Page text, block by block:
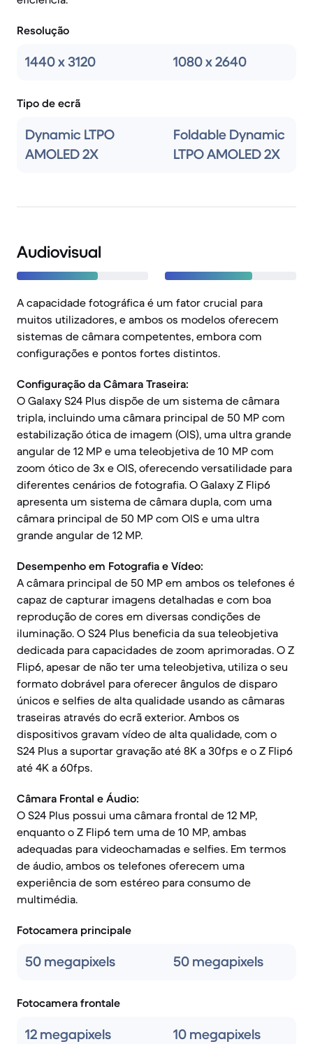
Resolução
1440 x 3120 1080 x 2640
Tipo de ecrã
Dynamic LTPO
AMOLED 2X
Foldable Dynamic
LTPO AMOLED 2X
Audiovisual
A capacidade fotográfica é um fator crucial para
muitos utilizadores, e ambos os modelos oferecem
sistemas de câmara competentes, embora com
configurações e pontos fortes distintos.
Configuração da Câmara Traseira:
O Galaxy S24 Plus dispõe de um sistema de câmara
tripla, incluindo uma câmara principal de 50 MP com
estabilização ótica de imagem (OIS), uma ultra grande
angular de 12 MP e uma teleobjetiva de 10 MP com
zoom ótico de 3x e OIS, oferecendo versatilidade para
diferentes cenários de fotografia. O Galaxy Z Flip6
apresenta um sistema de câmara dupla, com uma
câmara principal de 50 MP com OIS e uma ultra
grande angular de 12 MP.
Desempenho em Fotografia e Vídeo:
A câmara principal de 50 MP em ambos os telefones é
capaz de capturar imagens detalhadas e com boa
reprodução de cores em diversas condições de
iluminação. O S24 Plus beneficia da sua teleobjetiva
dedicada para capacidades de zoom aprimoradas. O Z
Flip6, apesar de não ter uma teleobjetiva, utiliza o seu
formato dobrável para oferecer ângulos de disparo
únicos e selfies de alta qualidade usando as câmaras
traseiras através do ecrã exterior. Ambos os
dispositivos gravam vídeo de alta qualidade, com o
S24 Plus a suportar gravação até 8K a 30fps e o Z Flip6
até 4K a 60fps.
Câmara Frontal e Áudio:
O S24 Plus possui uma câmara frontal de 12 MP,
enquanto o Z Flip6 tem uma de 10 MP, ambas
adequadas para videochamadas e selfies. Em termos
de áudio, ambos os telefones oferecem uma
experiência de som estéreo para consumo de
multimédia.
Fotocamera principale
50 megapixels 50 megapixels
Fotocamera frontale
12 megapixels 10 megapixels